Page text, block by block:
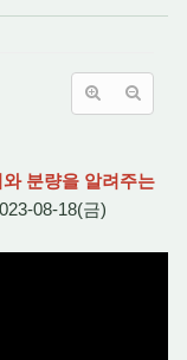
분량을 알려주는
08-18(금)